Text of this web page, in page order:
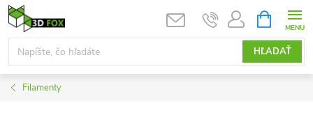
Prejsť
na
obsah
HĽADAŤ
KOŠÍK
Filamenty